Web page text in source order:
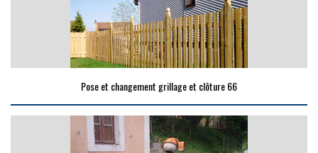
Pose et changement grillage et clôture 66